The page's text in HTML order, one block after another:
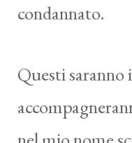
condannato.
Questi saranno